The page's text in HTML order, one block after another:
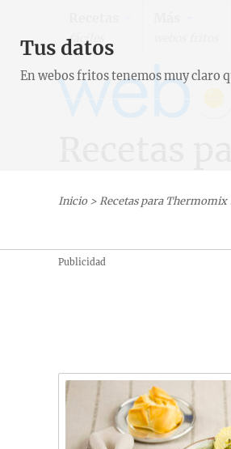
fáciles
Inicio> Recetas para Thermomix
Publicidad
Tus datos
En webos fritos tenemos muy claro